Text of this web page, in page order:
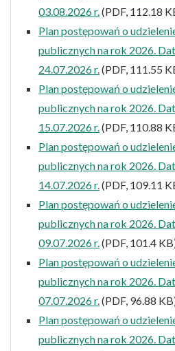
03.08.2026 r.(PDF, 112.18
Plan postępowań o
publicznych na rok 2026.
24.07.2026 r.(PDF, 111.55
Plan postępowań o
publicznych na rok 2026.
15.07.2026 r.(PDF, 110.88
Plan postępowań o
publicznych na rok 2026.
14.07.2026 r.(PDF, 109.11
Plan postępowań o
publicznych na rok 2026.
09.07.2026 r.(PDF, 101.4
Plan postępowań o
publicznych na rok 2026.
07.07.2026 r.(PDF, 96.88
Plan postępowań o
publicznych na rok 2026.